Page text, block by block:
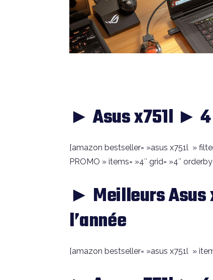
► Asus x751l ► 4
[amazon bestseller= »asus x751l »
PROMO » items= »4″ grid= »4″
► Meilleurs Asus
l’année
[amazon bestseller= »asus x751l »